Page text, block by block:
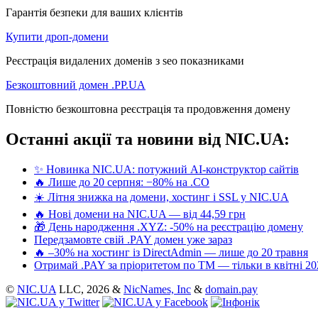
Гарантія безпеки для ваших клієнтів
Купити дроп-домени
Реєстрація видалених доменів з seo показниками
Безкоштовний домен .PP.UA
Повністю безкоштовна реєстрація та продовження домену
Останні акції та новини від NIC.UA:
✨ Новинка NIC.UA: потужний AI-конструктор сайтів
🔥 Лише до 20 серпня: −80% на .CO
☀️ Літня знижка на домени, хостинг і SSL у NIC.UA
🔥 Нові домени на NIC.UA — від 44,59 грн
🎁 День народження .XYZ: -50% на реєстрацію домену
Передзамовте свій .PAY домен уже зараз
🔥 –30% на хостинг із DirectAdmin — лише до 20 травня
Отримай .PAY за пріоритетом по ТМ — тільки в квітні
© NIC.UA LLC, 2026 & NicNames, Inc & domain.pay